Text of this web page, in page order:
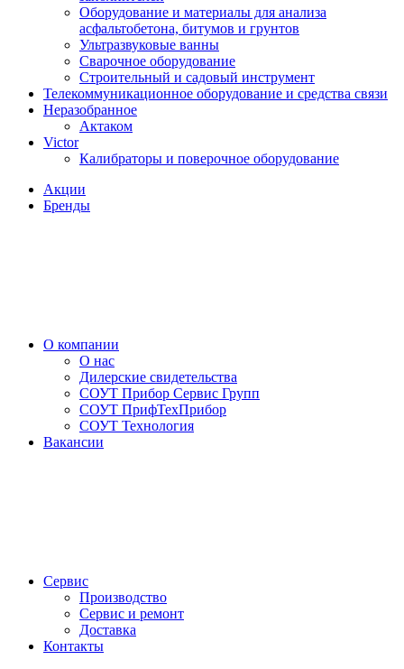
Оборудование и материалы для анализа
асфальтобетона, битумов и грунтов
Ультразвуковые ванны
Сварочное оборудование
Строительный и садовый инструмент
Телекоммуникационное оборудование и средства связи
Неразобранное
Актаком
Victor
Калибраторы и поверочное оборудование
Акции
Бренды
О компании
О нас
Дилерские свидетельства
СОУТ Прибор Сервис Групп
СОУТ ПрифТехПрибор
СОУТ Технология
Вакансии
Сервис
Производство
Сервис и ремонт
Доставка
Контакты